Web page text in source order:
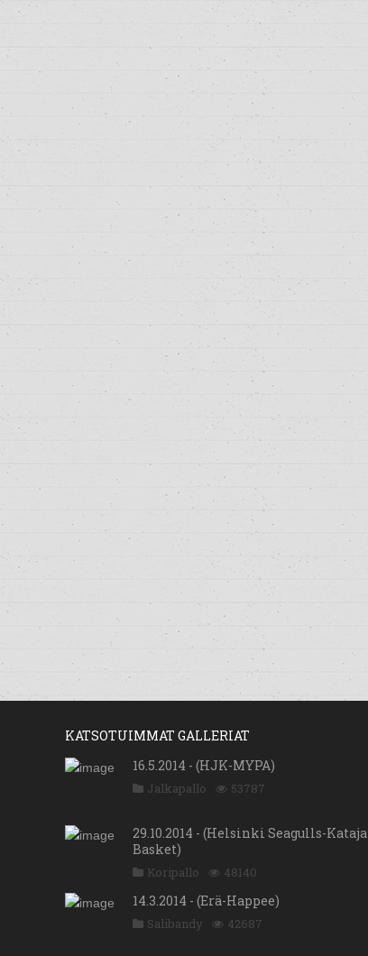
KATSOTUIMMAT GALLERIAT
16.5.2014 - (HJK-MYPA)
Jalkapallo 53787
29.10.2014 - (Helsinki Seagulls-Kataja
Basket)
Koripallo 48140
14.3.2014 - (Erä-Happee)
Salibandy 42687